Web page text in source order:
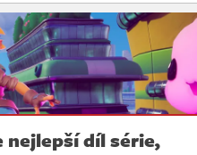
nejlepší díl série,